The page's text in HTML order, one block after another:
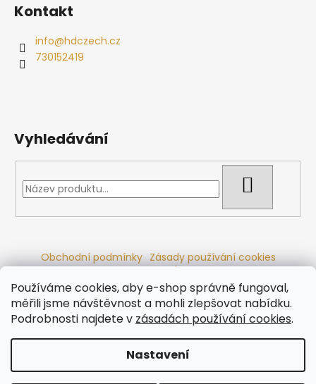
Používáme cookies, aby e-shop správně fungoval,
měřili jsme návštěvnost a mohli zlepšovat nabídku.
Podrobnosti najdete v zásadách používání cookies.
Nastavení
Kontakt
info@hdczech.cz
730152419
Vyhledávání
Obchodní podmínky Zásady používání cookies
Ochrana osobních údajů Dřevěné sauny
Odstoupení od smlouvy Reklamační řád Kontakty
Koupací sudy
Radiátory